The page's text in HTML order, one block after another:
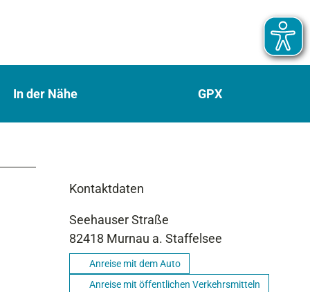
In der Nähe GPX
Kontaktdaten
Seehauser Straße
82418 Murnau a. Staffelsee
Anreise mit dem Auto
Anreise mit öffentlichen Verkehrsmitteln